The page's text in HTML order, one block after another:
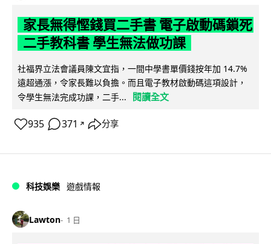
家長無得慳錢買二手書 電子啟動碼鎖死
二手教科書 學生無法做功課
社福界立法會議員陳文宜指，一間中學書單價錢按年加 14.7%
遠超通漲，令家長難以負擔。而且電子教材啟動碼這項設計，
令學生無法完成功課，二手...
閱讀全文
935 371 ↗ 分享
科技娛樂 遊戲情報
Lawton 1 日